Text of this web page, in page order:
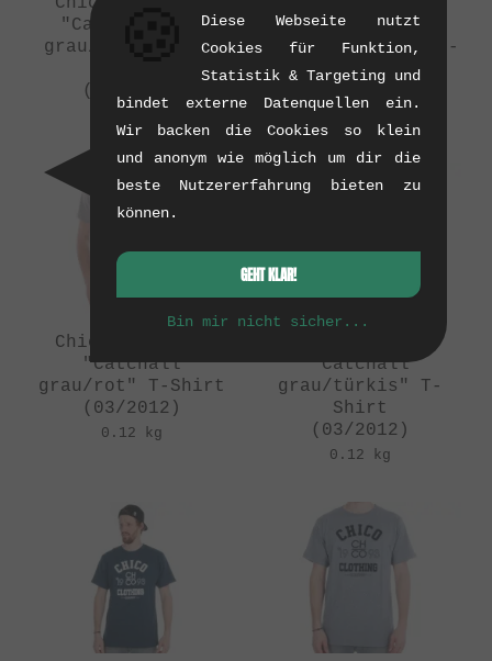
"Catchall 1/2
grau/schwarz" T-
(03/2012)
"Catchall 1/2
navy-blau/grau" T-
Shirt
(03/2012)
Chico Clothing
"Catchall
grau/rot" T-Shirt
(03/2012)
0.12 kg
"Catchall
grau/türkis" T-
Shirt
(03/2012)
0.12 kg
Diese Webseite nutzt
Cookies für Funktion,
Statistik & Targeting und
bindet externe Datenquellen ein.
Wir backen die Cookies so klein
und anonym wie möglich um dir die
beste Nutzererfahrung bieten zu
können.
GEHT KLAR!
Bin mir nicht sicher...